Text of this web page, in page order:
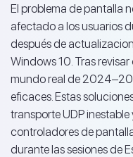
El problema de pantalla
afectado a los usuarios
después de
Windows 10. Tras
mundo real de
eficaces. Estas
transporte UDP inestable
controladores de
durante las sesiones de